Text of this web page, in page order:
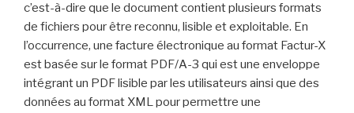
c’est-à-dire que le document contient plusieurs formats
de fichiers pour être reconnu, lisible et exploitable. En
l’occurrence, une facture électronique au format Factur-X
est basée sur le format PDF/A-3 qui est une enveloppe
intégrant un PDF lisible par les utilisateurs ainsi que des
données au format XML pour permettre une